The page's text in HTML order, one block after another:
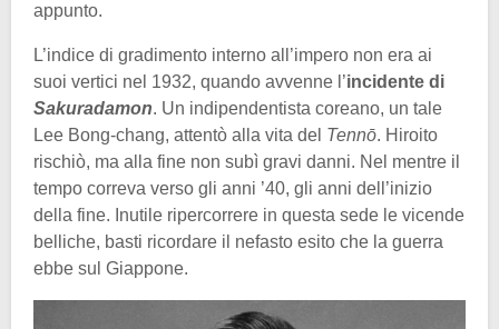
appunto.
L’indice di gradimento interno all’impero non era ai
suoi vertici nel 1932, quando avvenne l’incidente di
Sakuradamon. Un indipendentista coreano, un tale
Lee Bong-chang, attentò alla vita del Tennō. Hiroito
rischiò, ma alla fine non subì gravi danni. Nel mentre il
tempo correva verso gli anni ’40, gli anni dell’inizio
della fine. Inutile ripercorrere in questa sede le vicende
belliche, basti ricordare il nefasto esito che la guerra
ebbe sul Giappone.